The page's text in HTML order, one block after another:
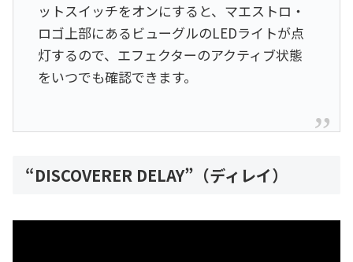
ットスイッチをオンにすると、マエストロ・
ロゴ上部にあるビューグルのLEDライトが点
灯するので、エフェクターのアクティブ状態
をいつでも確認できます。
“DISCOVERER DELAY”（ディレイ）